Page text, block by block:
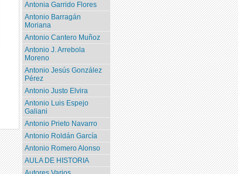
Antonia Garrido Flores
Antonio Barragán
Moriana
Antonio Cantero Muñoz
Antonio J. Arrebola
Moreno
Antonio Jesús González
Pérez
Antonio Justo Elvira
Antonio Luis Espejo
Galiani
Antonio Prieto Navarro
Antonio Roldán García
Antonio Romero Alonso
AULA DE HISTORIA